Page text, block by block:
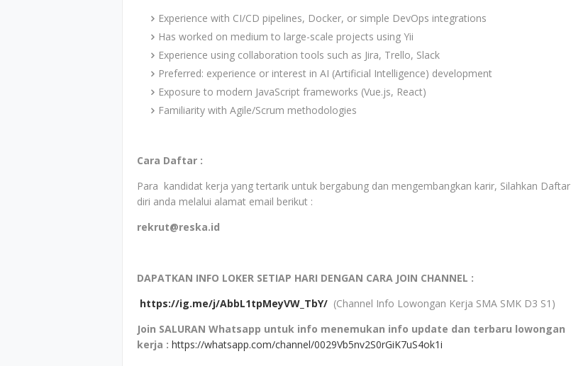
Experience with CI/CD pipelines, Docker, or simple DevOps integrations
Has worked on medium to large-scale projects using Yii
Experience using collaboration tools such as Jira, Trello, Slack
Preferred: experience or interest in AI (Artificial Intelligence) development
Exposure to modern JavaScript frameworks (Vue.js, React)
Familiarity with Agile/Scrum methodologies
Cara Daftar :
Para kandidat kerja yang tertarik untuk bergabung dan mengembangkan karir, Silahkan Daftar
diri anda melalui alamat email berikut :
rekrut@reska.id
DAPATKAN INFO LOKER SETIAP HARI DENGAN CARA JOIN CHANNEL :
https://ig.me/j/AbbL1tpMeyVW_TbY/ (Channel Info Lowongan Kerja SMA SMK D3 S1)
Join SALURAN Whatsapp untuk info menemukan info update dan terbaru lowongan
kerja : https://whatsapp.com/channel/0029Vb5nv2S0rGiK7uS4ok1i